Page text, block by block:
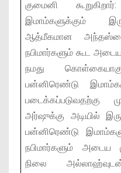
குமைனி கூறுகிறார்:
இமாம்களுக்கும்
ஆத்மீகமான
நபிமார்களும் கூட அடைய
நமது
பன்னிரெண்டு
படைக்கப்படுவதற்கு
அர்ஷுக்கு அடியில்
பன்னிரெண்டு
நபிமார்களும் அடைய
நிலை